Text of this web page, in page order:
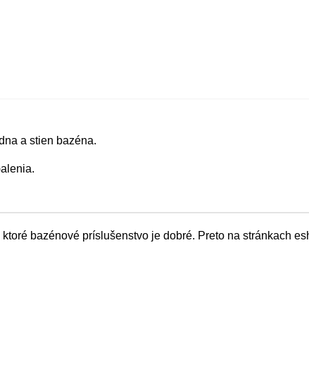
a stien bazéna.
bazénové príslušenstvo je dobré. Preto na stránkach